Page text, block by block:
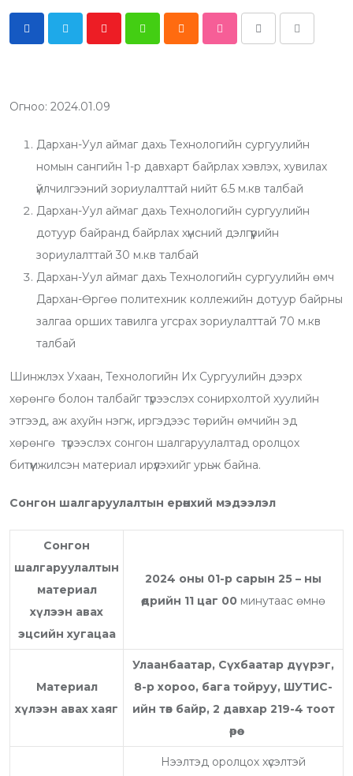
t
b
e
a
p
p
l
e
U
p
o
v
i
a
E
i
Огноо: 2024.01.09
Дархан-Уул аймаг дахь Технологийн сургуулийн
номын сангийн 1-р давхарт байрлах хэвлэх, хувилах
үйлчилгээний зориулалттай нийт 6.5 м.кв талбай
Дархан-Уул аймаг дахь Технологийн сургуулийн
дотуур байранд байрлах хүнсний дэлгүүрийн
зориулалттай 30 м.кв талбай
Дархан-Уул аймаг дахь Технологийн сургуулийн өмч
Дархан-Өргөө политехник коллежийн дотуур байрны
залгаа орших тавилга угсрах зориулалттай 70 м.кв
талбай
Шинжлэх Ухаан, Технологийн Их Сургуулийн дээрх
хөрөнгө болон талбайг түрээслэх сонирхолтой хуулийн
этгээд, аж ахуйн нэгж, иргэдээс төрийн өмчийн эд
хөрөнгө түрээслэх сонгон шалгаруулалтад оролцох
битүүмжилсэн материал ирүүлэхийг урьж байна.
Сонгон шалгаруулалтын ерөнхий мэдээлэл
Сонгон
шалгаруулалтын
материал
хүлээн авах
эцсийн хугацаа
2024 оны 01-р сарын 25 – ны
өдрийн 11 цаг 00 минутаас өмнө
Материал
хүлээн авах хаяг
Улаанбаатар, Сүхбаатар дүүрэг,
8-р хороо, бага тойруу, ШУТИС-
ийн төв байр, 2 давхар 219-4 тоот
өрөө
Нээлтэд оролцох хүсэлтэй